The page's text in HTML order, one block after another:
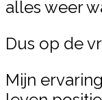
alles weer
Dus op de
Mijn